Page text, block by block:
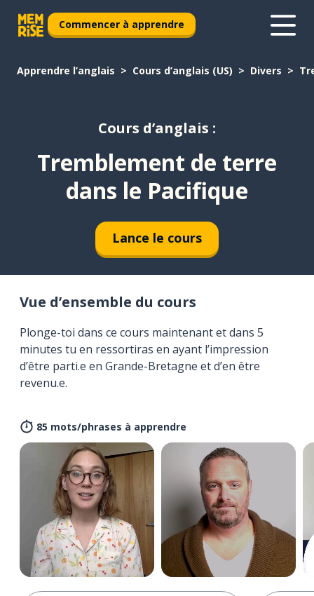
Commencer à apprendre
Apprendre l’anglais Cours d’anglais (US) Divers
Cours d’anglais :
Tremblement de terre
dans le Pacifique
Lance le cours
Vue d’ensemble du cours
Plonge-toi dans ce cours maintenant et dans 5
minutes tu en ressortiras en ayant l’impression
d’être parti.e en Grande-Bretagne et d’en être
revenu.e.
85 mots/phrases à apprendre